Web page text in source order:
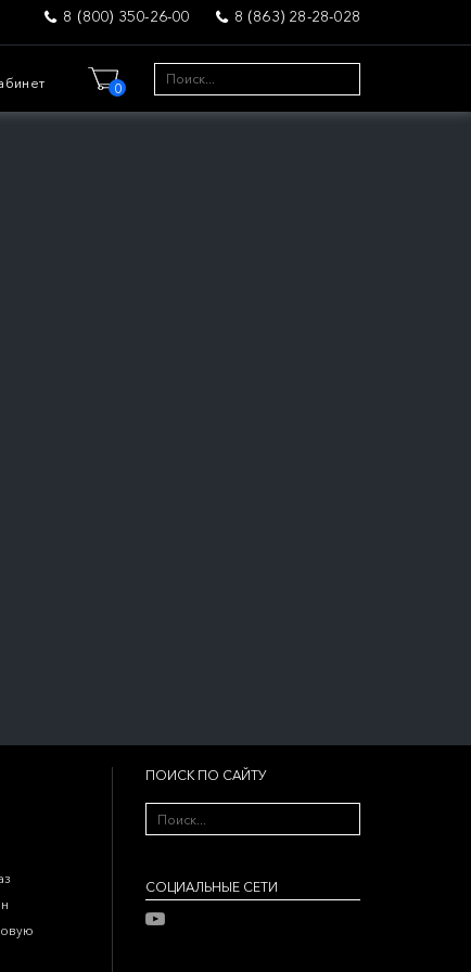
8 (800) 350-26-00 8 (863) 28-28-028
0
ПОИСК ПО САЙТУ
CОЦИАЛЬНЫЕ СЕТИ